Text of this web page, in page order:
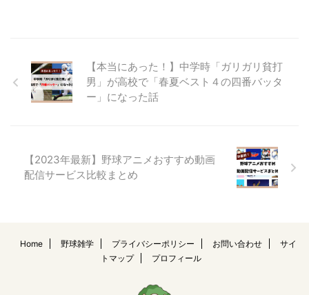
【本当にあった！】中学時「ガリガリ貧打
男」が高校で「春夏ベスト４の四番バッタ
ー」になった話
【2023年最新】野球アニメおすすめ動画
配信サービス比較まとめ
Home 野球雑学 プライバシーポリシー お問い合わせ
サイ
トマップ
プロフィール